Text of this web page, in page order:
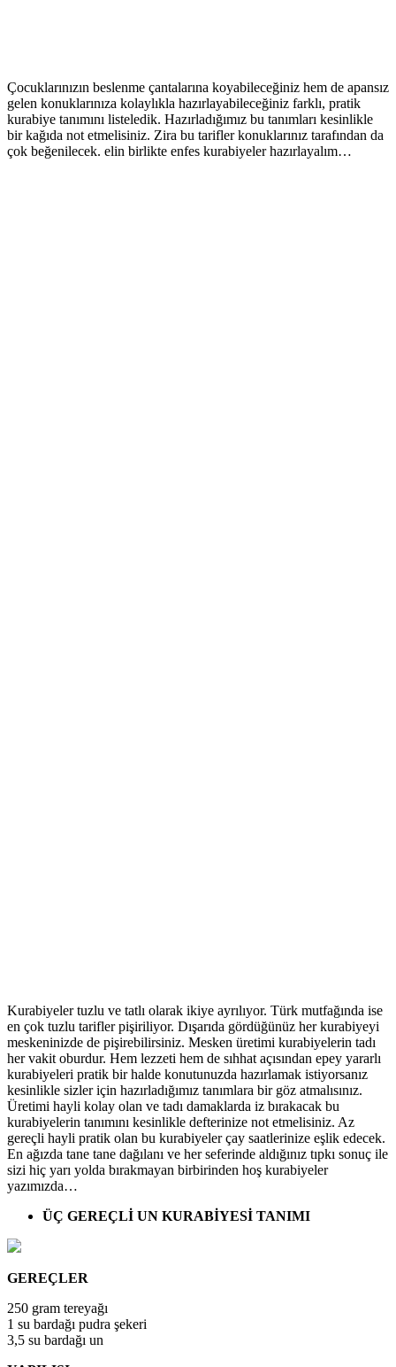
Çocuklarınızın beslenme çantalarına koyabileceğiniz hem de apansız
gelen konuklarınıza kolaylıkla hazırlayabileceğiniz farklı, pratik
kurabiye tanımını listeledik. Hazırladığımız bu tanımları kesinlikle
bir kağıda not etmelisiniz. Zira bu tarifler konuklarınız tarafından da
çok beğenilecek. elin birlikte enfes kurabiyeler hazırlayalım…
Kurabiyeler tuzlu ve tatlı olarak ikiye ayrılıyor. Türk mutfağında ise
en çok tuzlu tarifler pişiriliyor. Dışarıda gördüğünüz her kurabiyeyi
meskeninizde de pişirebilirsiniz. Mesken üretimi kurabiyelerin tadı
her vakit oburdur. Hem lezzeti hem de sıhhat açısından epey yararlı
kurabiyeleri pratik bir halde konutunuzda hazırlamak istiyorsanız
kesinlikle sizler için hazırladığımız tanımlara bir göz atmalısınız.
Üretimi hayli kolay olan ve tadı damaklarda iz bırakacak bu
kurabiyelerin tanımını kesinlikle defterinize not etmelisiniz. Az
gereçli hayli pratik olan bu kurabiyeler çay saatlerinize eşlik edecek.
En ağızda tane tane dağılanı ve her seferinde aldığınız tıpkı sonuç ile
sizi hiç yarı yolda bırakmayan birbirinden hoş kurabiyeler
yazımızda…
ÜÇ GEREÇLİ UN KURABİYESİ TANIMI
GEREÇLER
250 gram tereyağı
1 su bardağı pudra şekeri
3,5 su bardağı un